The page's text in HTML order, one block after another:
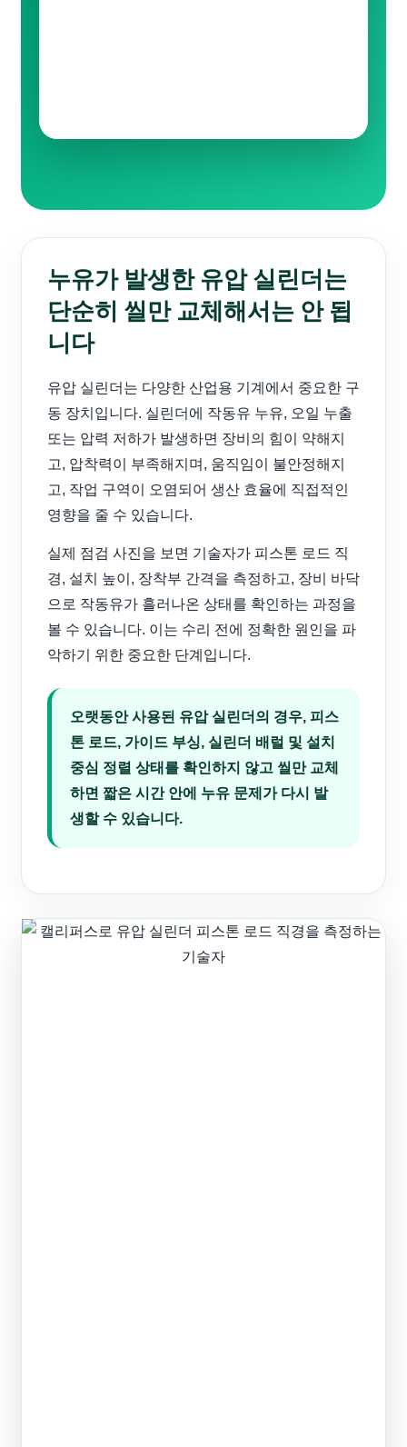
누유가 발생한 유압 실린더는
단순히 씰만 교체해서는 안 됩
니다
유압 실린더는 다양한 산업용 기계에서 중요한 구
동 장치입니다. 실린더에 작동유 누유, 오일 누출
또는 압력 저하가 발생하면 장비의 힘이 약해지
고, 압착력이 부족해지며, 움직임이 불안정해지
고, 작업 구역이 오염되어 생산 효율에 직접적인
영향을 줄 수 있습니다.
실제 점검 사진을 보면 기술자가 피스톤 로드 직
경, 설치 높이, 장착부 간격을 측정하고, 장비 바닥
으로 작동유가 흘러나온 상태를 확인하는 과정을
볼 수 있습니다. 이는 수리 전에 정확한 원인을 파
악하기 위한 중요한 단계입니다.
오랫동안 사용된 유압 실린더의 경우, 피스
톤 로드, 가이드 부싱, 실린더 배럴 및 설치
중심 정렬 상태를 확인하지 않고 씰만 교체
하면 짧은 시간 안에 누유 문제가 다시 발
생할 수 있습니다.